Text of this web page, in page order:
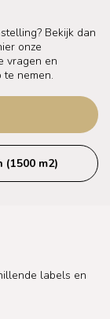
Bekijk dan
onze
vragen en
nemen.
m2)
labels en